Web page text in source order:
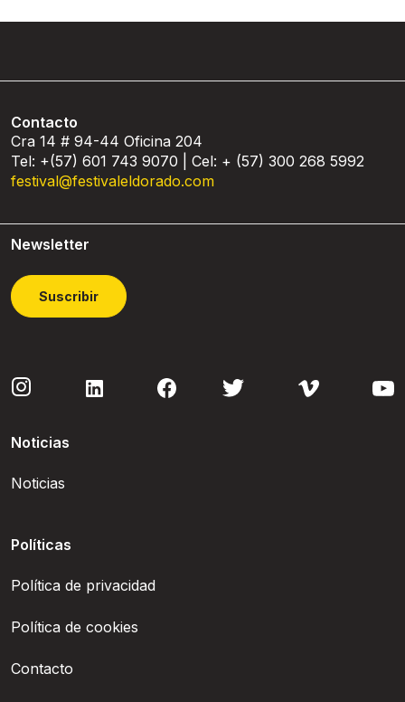
Contacto
Cra 14 # 94-44 Oficina 204
Tel: +(57) 601 743 9070 | Cel: + (57) 300 268 5992
festival@festivaleldorado.com
Newsletter
Suscribir
Noticias
Noticias
Políticas
Política de privacidad
Política de cookies
Contacto